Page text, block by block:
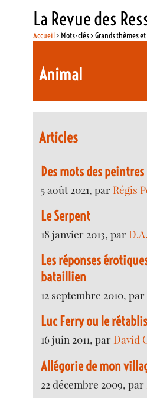
La Revue des
Accueil> Mots-clés > Grands thèmes
Animal
Articles
Des mots des
5 août 2021, par Régis
Le Serpent
18 janvier 2013, par
Les réponses
bataillien
12 septembre 2010, par
Luc Ferry ou le
16 juin 2011, parDavid
Allégorie de mon
22 décembre 2009, par